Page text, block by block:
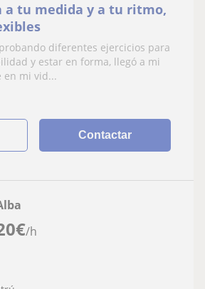
a tu medida y a tu ritmo,
diferentes ejercicios para
y estar en forma, llegó a mi
en mi vid...
Contactar
€/h